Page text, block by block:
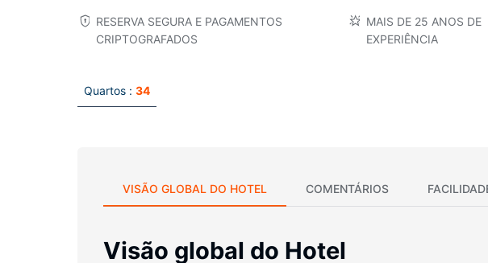
RESERVA SEGURA E PAGAMENTOS
CRIPTOGRAFADOS
MAIS DE 25 ANOS DE
EXPERIÊNCIA
Quartos : 34
VISÃO GLOBAL DO HOTEL COMENTÁRIOS
Visão global do Hotel